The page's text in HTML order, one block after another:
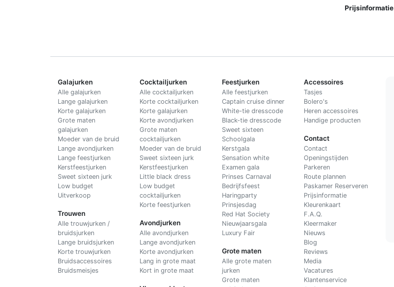
Prijsinformatie
Galajurken
Alle galajurken
Lange galajurken
Korte galajurken
Grote maten
galajurken
Moeder van de bruid
Lange avondjurken
Lange feestjurken
Kerstfeestjurken
Sweet sixteen jurk
Low budget
Uitverkoop
Trouwen
Alle trouwjurken /
bruidsjurken
Lange bruidsjurken
Korte trouwjurken
Bruidsaccessoires
Bruidsmeisjes
Cocktailjurken
Alle cocktailjurken
Korte cocktailjurken
Korte galajurken
Korte avondjurken
Grote maten
cocktailjurken
Moeder van de bruid
Sweet sixteen jurk
Kerstfeestjurken
Little black dress
Low budget
cocktailjurken
Korte feestjurken
Avondjurken
Alle avondjurken
Lange avondjurken
Korte avondjurken
Lang in grote maat
Kort in grote maat
Feestjurken
Alle feestjurken
Captain cruise dinner
White-tie dresscode
Black-tie dresscode
Sweet sixteen
Schoolgala
Kerstgala
Sensation white
Examen gala
Prinses Carnaval
Bedrijfsfeest
Haringparty
Prinsjesdag
Red Hat Society
Nieuwjaarsgala
Luxury Fair
Grote maten
Alle grote maten
jurken
Grote maten
Accessoires
Tasjes
Bolero's
Heren accessoires
Handige producten
Contact
Contact
Openingstijden
Parkeren
Route plannen
Paskamer Reserveren
Prijsinformatie
Kleurenkaart
F.A.Q.
Kleermaker
Nieuws
Blog
Reviews
Media
Vacatures
Klantenservice